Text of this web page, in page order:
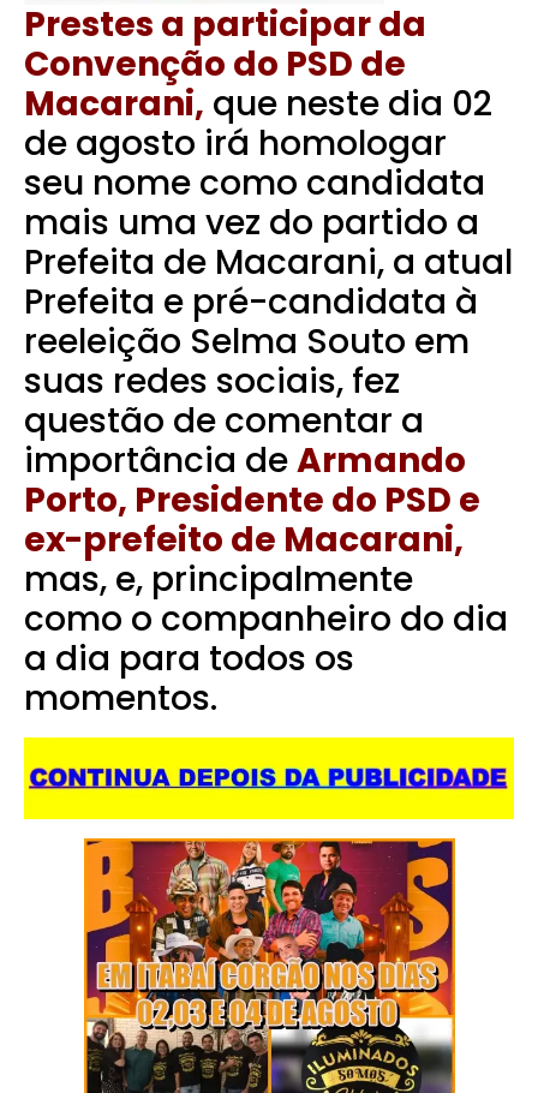
Prestes a participar da
Convenção do PSD de
Macarani, que neste dia 02
de agosto irá homologar
seu nome como candidata
mais uma vez do partido a
Prefeita de Macarani, a atual
Prefeita e pré-candidata à
reeleição Selma Souto em
suas redes sociais, fez
questão de comentar a
importância deArmando
Porto, Presidente do PSD e
ex-prefeito de Macarani,
mas, e, principalmente
como o companheiro do dia
a dia para todos os
momentos.